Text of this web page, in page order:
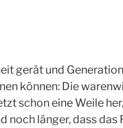
gerät und
können: Die
schon eine Weile
noch länger, dass das